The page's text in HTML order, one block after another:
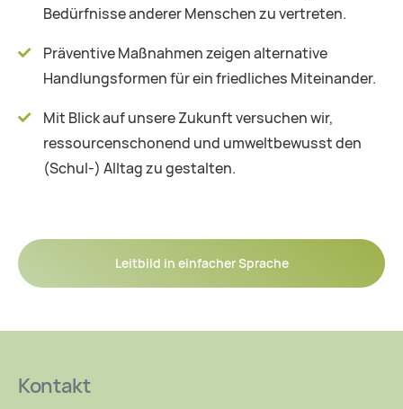
Bedürfnisse anderer Menschen zu vertreten.
Präventive Maßnahmen zeigen alternative
Handlungsformen für ein friedliches Miteinander.
Mit Blick auf unsere Zukunft versuchen wir,
ressourcenschonend und umweltbewusst den
(Schul-) Alltag zu gestalten.
Leitbild in einfacher Sprache
Kontakt